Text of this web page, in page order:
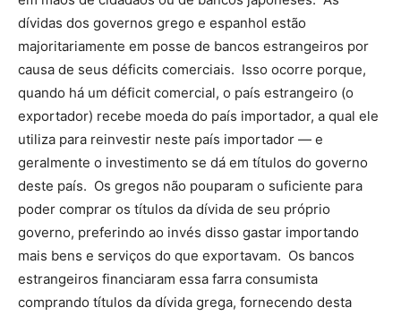
dívidas dos governos grego e espanhol estão
majoritariamente em posse de bancos estrangeiros por
causa de seus déficits comerciais. Isso ocorre porque,
quando há um déficit comercial, o país estrangeiro (o
exportador) recebe moeda do país importador, a qual ele
utiliza para reinvestir neste país importador — e
geralmente o investimento se dá em títulos do governo
deste país. Os gregos não pouparam o suficiente para
poder comprar os títulos da dívida de seu próprio
governo, preferindo ao invés disso gastar importando
mais bens e serviços do que exportavam. Os bancos
estrangeiros financiaram essa farra consumista
comprando títulos da dívida grega, fornecendo desta